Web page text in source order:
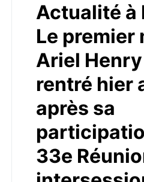
Actualité à
Le premier
Ariel
rentré hier
après sa
33e